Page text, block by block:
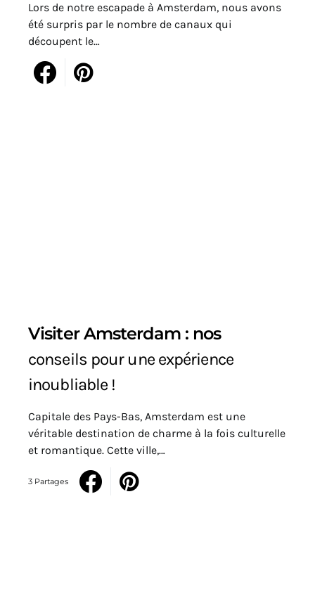
Lors de notre escapade à Amsterdam, nous avons
été surpris par le nombre de canaux qui
découpent le…
Visiter Amsterdam : nos
conseils pour une expérience
inoubliable !
Capitale des Pays-Bas, Amsterdam est une
véritable destination de charme à la fois culturelle
et romantique. Cette ville,…
3 Partages